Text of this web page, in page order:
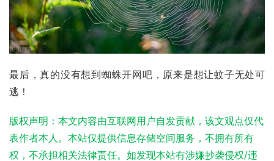
最后，真的没有想到蜘蛛开网吧，原来是想让蚊子无处可
逃！
版权声明：本文内容由互联网用户自发贡献，该文观点仅代
表作者本人。本站仅提供信息存储空间服务，不拥有所有
权，不承担相关法律责任。如发现本站有涉嫌抄袭侵权/违